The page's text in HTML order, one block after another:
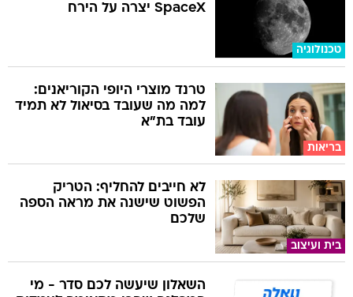
טכנולוגיה
SpaceX יצרה על הירח
בריאות
טרנד מוצרי היופי הקוריאנים:
למה מה שעובד בסיאול לא תמיד
עובד בת"א
בית ועיצוב
לא חייבים להחליף: הטריק
הפשוט שישנה את מראה הספה
שלכם
השאלון שיעשה לכם סדר - מי